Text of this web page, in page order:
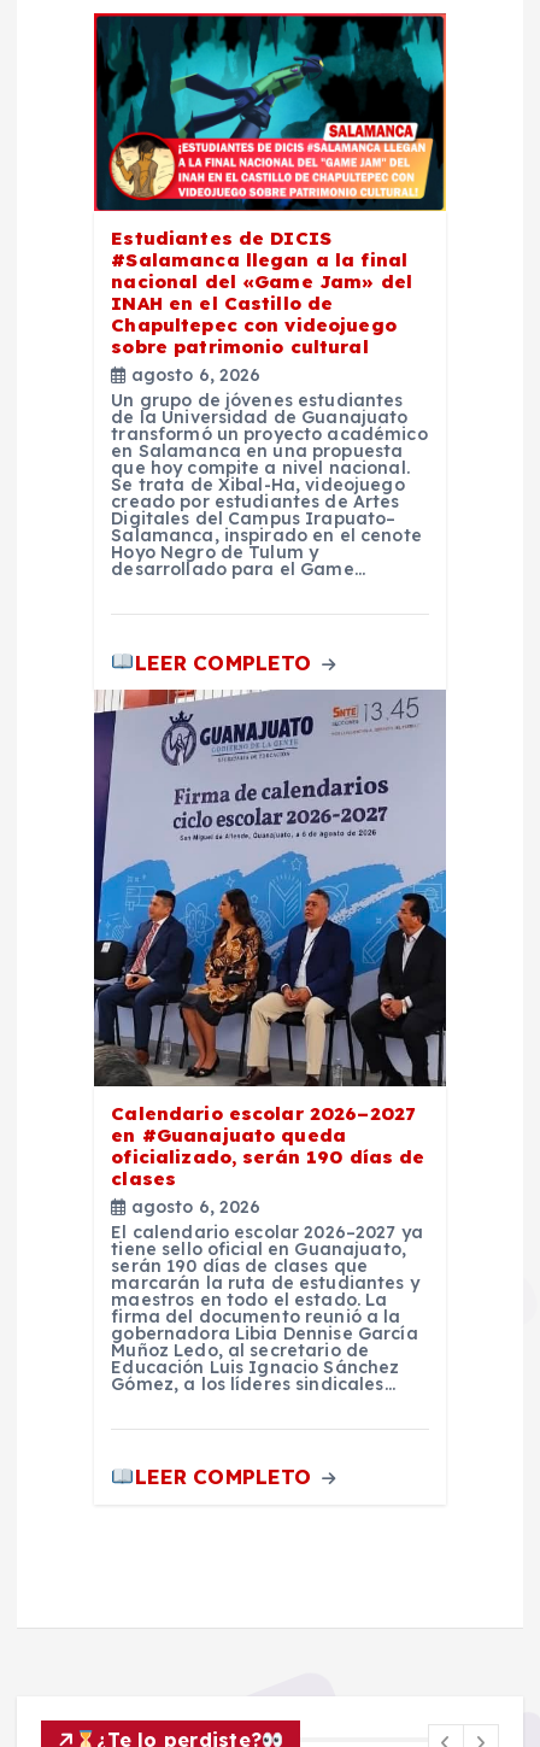
Estudiantes de DICIS
#Salamanca llegan a la final
nacional del «Game Jam» del
INAH en el Castillo de
Chapultepec con videojuego
sobre patrimonio cultural
agosto 6, 2026
Un grupo de jóvenes estudiantes
de la Universidad de Guanajuato
transformó un proyecto académico
en Salamanca en una propuesta
que hoy compite a nivel nacional.
Se trata de Xibal-Ha, videojuego
creado por estudiantes de Artes
Digitales del Campus Irapuato–
Salamanca, inspirado en el cenote
Hoyo Negro de Tulum y
desarrollado para el Game…
LEER COMPLETO
Calendario escolar 2026–2027
en #Guanajuato queda
oficializado, serán 190 días de
clases
agosto 6, 2026
El calendario escolar 2026–2027 ya
tiene sello oficial en Guanajuato,
serán 190 días de clases que
marcarán la ruta de estudiantes y
maestros en todo el estado. La
firma del documento reunió a la
gobernadora Libia Dennise García
Muñoz Ledo, al secretario de
Educación Luis Ignacio Sánchez
Gómez, a los líderes sindicales…
LEER COMPLETO
¿Te lo perdiste?